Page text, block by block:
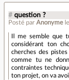
# question ?
Posté par Anonyme
Il me semble que
considérant ton
cherches des
comme tu ne
contraintes
ton projet, on va